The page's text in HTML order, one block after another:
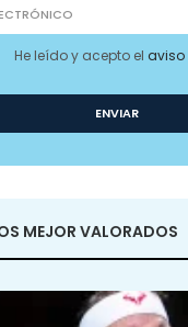
He leído y acepto el aviso
MEJOR VALORADOS